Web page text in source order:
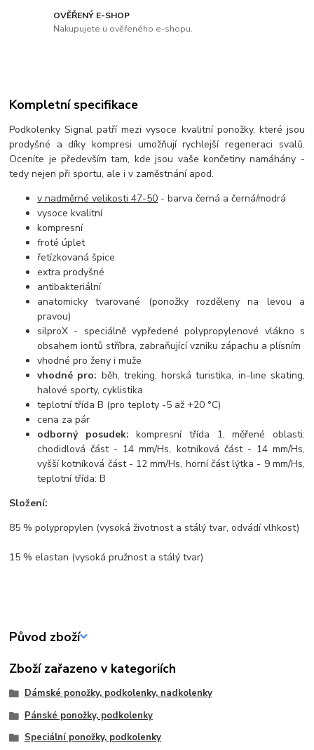
OVĚŘENÝ E-SHOP
Nakupujete u ověřeného e-shopu.
Kompletní specifikace
Podkolenky Signal patří mezi vysoce kvalitní ponožky, které jsou
prodyšné a díky kompresi umožňují rychlejší regeneraci svalů.
Oceníte je především tam, kde jsou vaše končetiny namáhány -
tedy nejen při sportu, ale i v zaměstnání apod.
v nadměrné velikosti 47-50 - barva černá a černá/modrá
vysoce kvalitní
kompresní
froté úplet
řetízkovaná špice
extra prodyšné
antibakteriální
anatomicky tvarované (ponožky rozděleny na levou a
pravou)
silproX - speciálně vypředené polypropylenové vlákno s
obsahem iontů stříbra, zabraňující vzniku zápachu a plísním
vhodné pro ženy i muže
vhodné pro: běh, treking, horská turistika, in-line skating,
halové sporty, cyklistika
teplotní třída B (pro teploty -5 až +20 °C)
cena za pár
odborný posudek: kompresní třída 1, měřené oblasti:
chodidlová část - 14 mm/Hs, kotníková část - 14 mm/Hs,
vyšší kotníková část - 12 mm/Hs, horní část lýtka - 9 mm/Hs,
teplotní třída: B
Složení:
85 % polypropylen (vysoká životnost a stálý tvar, odvádí vlhkost)
15 % elastan (vysoká pružnost a stálý tvar)
Původ zboží
Zboží zařazeno v kategoriích
Dámské ponožky, podkolenky, nadkolenky
Pánské ponožky, podkolenky
Speciální ponožky, podkolenky